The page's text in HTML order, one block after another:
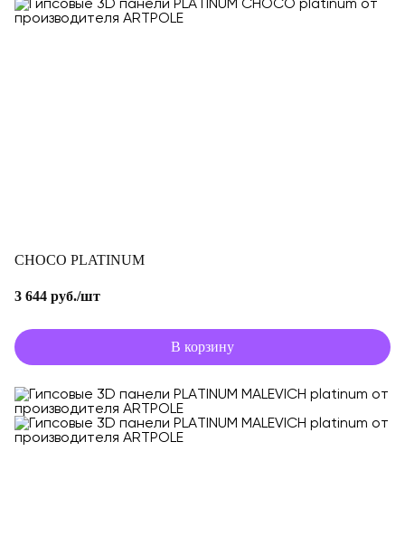
CHOCO PLATINUM
3 644 руб./шт
В корзину